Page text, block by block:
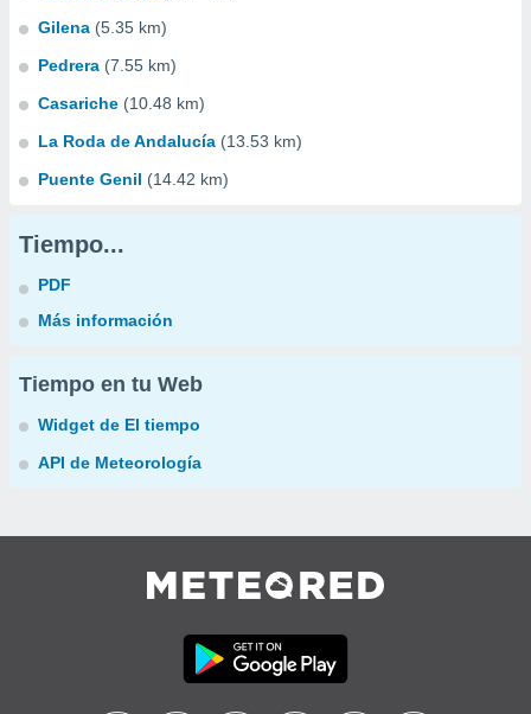
Gilena (5.35 km)
Pedrera (7.55 km)
Casariche (10.48 km)
La Roda de Andalucía (13.53 km)
Puente Genil (14.42 km)
Tiempo...
PDF
Más información
Tiempo en tu Web
Widget de El tiempo
API de Meteorología